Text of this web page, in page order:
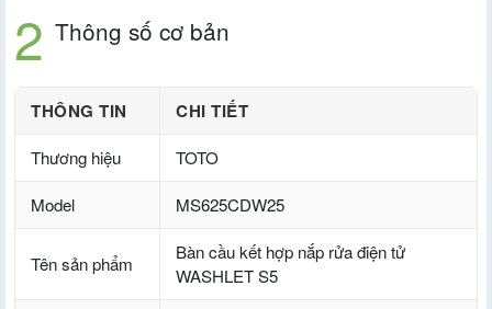
Thông số cơ bản
THÔNG TIN CHI TIẾT
Thương hiệu TOTO
Model MS625CDW25
Tên sản phẩm
Bàn cầu kết hợp nắp rửa điện tử
WASHLET S5